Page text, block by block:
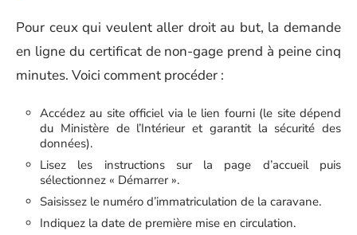
Pour ceux qui veulent aller droit au but, la demande
en ligne du certificat de non-gage prend à peine cinq
minutes. Voici comment procéder :
Accédez au site officiel via le lien fourni (le site dépend
du Ministère de l’Intérieur et garantit la sécurité des
données).
Lisez les instructions sur la page d’accueil puis
sélectionnez « Démarrer ».
Saisissez le numéro d’immatriculation de la caravane.
Indiquez la date de première mise en circulation.